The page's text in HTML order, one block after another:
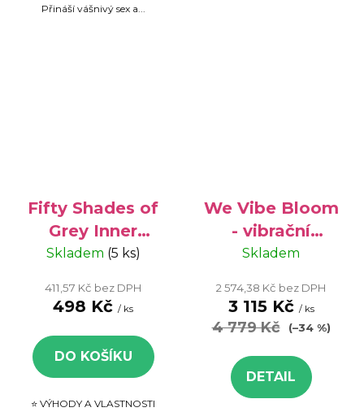
Přináší vášnivý sex a...
Fifty Shades of
Grey Inner
Goddess Silver
Venušiny
Skladem (5 ks)
411,57 Kč bez DPH
498 Kč / ks
DO KOŠÍKU
⭐ VÝHODY A VLASTNOSTI
We Vibe Bloom
- vibrační
kuličky pro
pánevního dna
Skladem
2 574,38 Kč bez DPH
3 115 Kč / ks
4 779 Kč (–34 %)
DETAIL